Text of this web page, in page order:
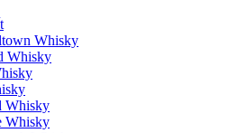
Whisky
Whisky
Whisky
Whisky